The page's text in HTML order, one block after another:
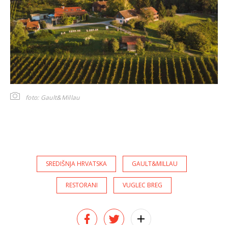
foto: Gault&Millau
SREDIŠNJA HRVATSKA GAULT&MILLAU
RESTORANI VUGLEC BREG